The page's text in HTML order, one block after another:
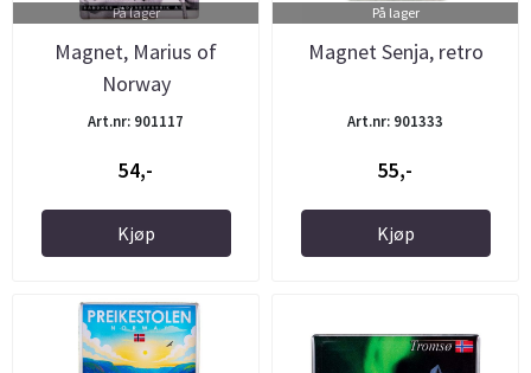
På lager
Magnet, Marius of
Norway
Art.nr: 901117
54,-
Kjøp
På lager
Magnet Senja, retro
Art.nr: 901333
55,-
Kjøp